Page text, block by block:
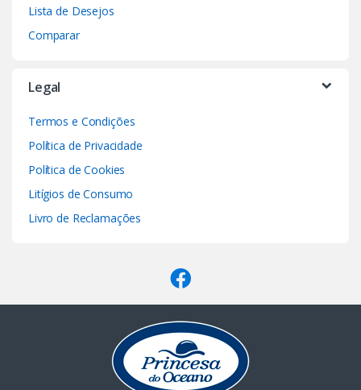
Lista de Desejos
Comparar
Legal
Termos e Condições
Política de Privacidade
Política de Cookies
Litígios de Consumo
Livro de Reclamações